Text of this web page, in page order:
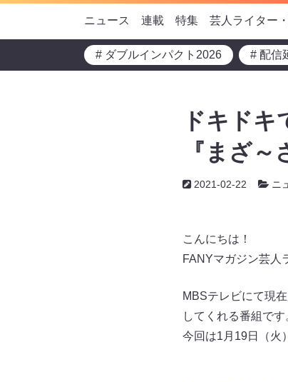
ニュース 連載 特集 芸人ライター
# ダブルインパクト2026 # 配信
ドキド
『まざ
2021-02-22 ニ
こんにちは！
FANYマガジン芸人
MBSテレビにて現
してくれる番組です
今回は1月19日（火